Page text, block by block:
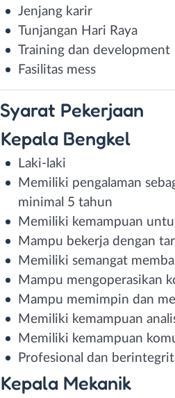
Jenjang karir
Tunjangan Hari Raya
Training dan development
Fasilitas mess
Syarat Pekerjaan
Kepala Bengkel
Laki-laki
Memiliki pengalaman
minimal 5 tahun
Memiliki kemampuan
Mampu bekerja dengan
Memiliki semangat
Mampu mengoperasikan
Mampu memimpin dan
Memiliki kemampuan
Memiliki kemampuan
Profesional dan
Kepala Mekanik